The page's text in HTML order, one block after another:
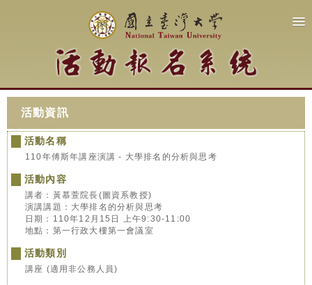
活動資訊
活動名稱
110年傅斯年講座演講 - 大學排名的分析與思考
活動內容
講者：黃慕萱院長(圖資系教授)
演講講題：大學排名的分析與思考
日期：110年12月15日 上午9:30-11:00
地點：第一行政大樓第一會議室
活動類別
講座 (適用非公務人員)